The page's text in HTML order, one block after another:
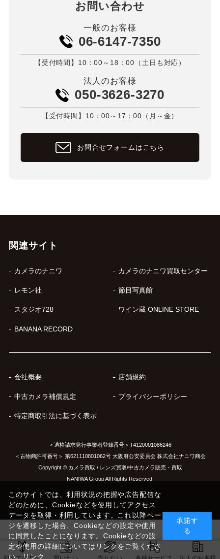
お問い合わせ
一般のお客様
06-6147-7350
【受付時間】10：00～18：00（土日も対応）
法人のお客様
050-3626-3270
【受付時間】10：00～17：00（月～金）
お問合せフォームはこちら
関連サイト
カメラのナニワ カメラのナニワ買取センター
レモン社 節目写真館
スタジオ728 ワイン蔵 ONLINE STORE
BANANA RECORD
会社概要 店舗規約
中古カメラ補償規定 プライバシーポリシー
特定商取引法に基づく表示
＜適格請求発行事業者登録番号＞T4120001086246
＜古物商許可番号＞ 第621110801062号 大阪府公安委員会 株式会社ナニワ商会
Copyright © カメラ買取 / レンズ買取/中古カメラ販売・買取
NANIWA Group All Rights Reserved.
このサイトでは、利用状況の把握や広告配信な
どのために、Cookieなどを使用してアクセス
データを取得・利用しています。これ以降ペー
ジを遷移した場合、Cookieなどの設定や使用
に同意したことになります。Cookieなどの設
定や使用の詳細についてはリンクをご覧くださ
い。リンク
承諾す
る